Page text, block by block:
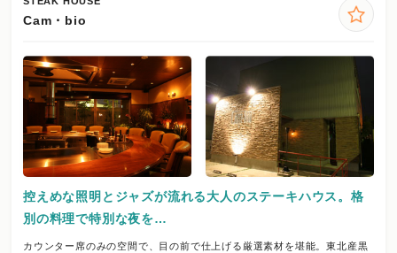
Cam・bio
控えめな照明とジャズが流れる大人のステーキハウス。格
別の料理で特別な夜を…
カウンター席のみの空間で、目の前で仕上げる厳選素材を堪能。東北産黒